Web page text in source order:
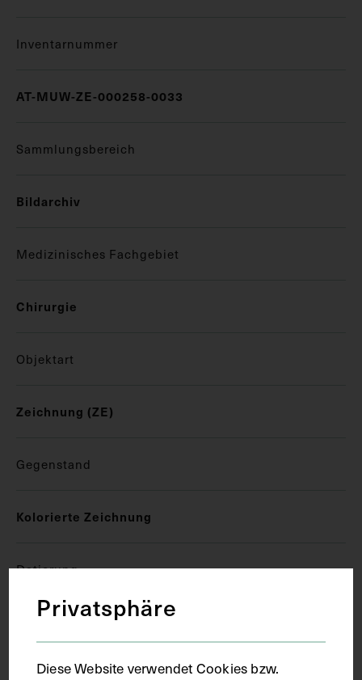
Inventarnummer
AT-MUW-ZE-000258-0033
Sammlungsbereich
Bildarchiv
Medizinisches Fachgebiet
Chirurgie
Objektart
Zeichnung (ZE)
Gegenstand
Kolorierte Zeichnung
Datierung
um 1940
Ausführung
Privatsphäre
Diese Website verwendet Cookies bzw.